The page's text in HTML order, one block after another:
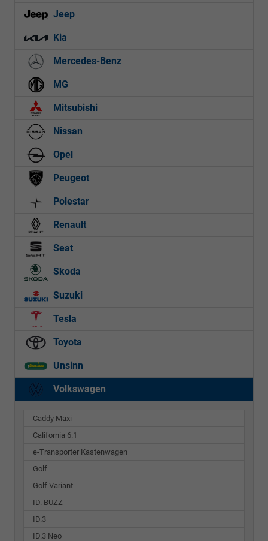
Jeep
Kia
Mercedes-Benz
MG
Mitsubishi
Nissan
Opel
Peugeot
Polestar
Renault
Seat
Skoda
Suzuki
Tesla
Toyota
Unsinn
Volkswagen
Caddy Maxi
California 6.1
e-Transporter Kastenwagen
Golf
Golf Variant
ID. BUZZ
ID.3
ID.3 Neo